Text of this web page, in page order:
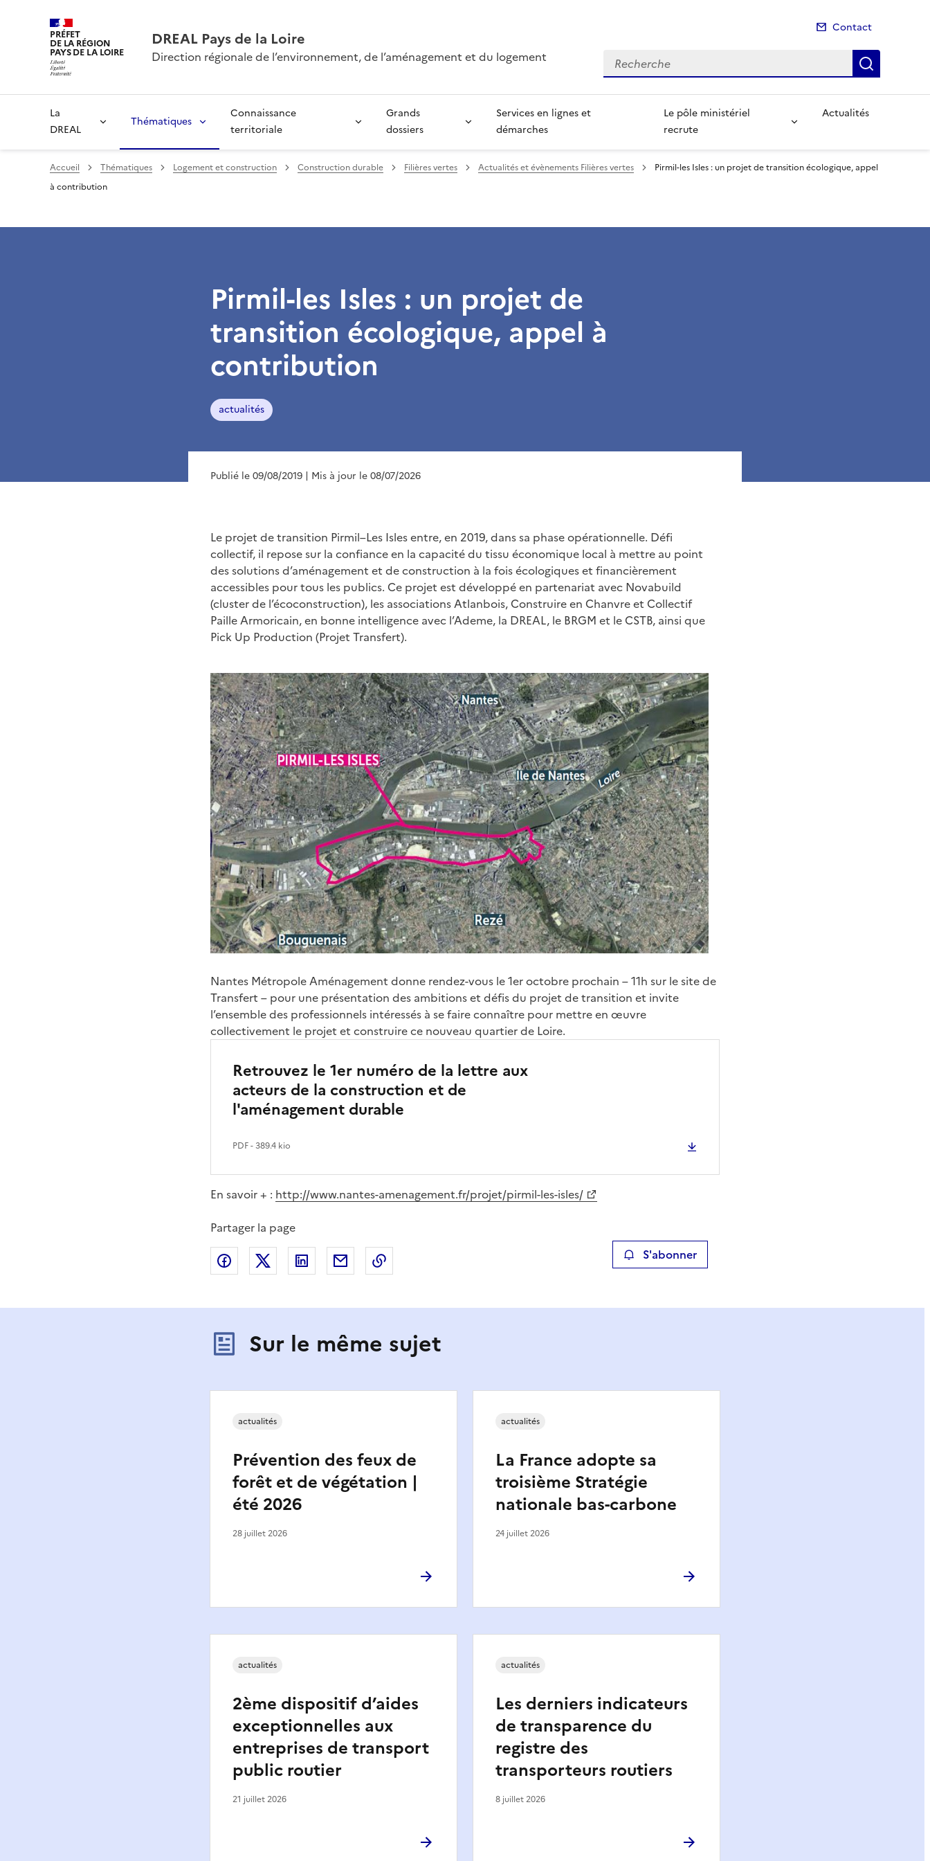
PRÉFET
DE LA RÉGION
PAYS DE LA LOIRE
DREAL Pays de la Loire
Direction régionale de l’environnement, de l’aménagement et du logement
Contact
Recherche
La
DREAL
Thématiques
Connaissance
territoriale
Grands
dossiers
Services en lignes et
démarches
Le pôle ministériel
recrute
Actualités
Accueil Thématiques Logement et construction Construction durable Filières vertes Actualités et évènements Filières vertes
Pirmil-les Isles : un projet de transition écologique, appel
à contribution
Pirmil-les Isles : un projet de
transition écologique, appel à
contribution
actualités
Publié le 09/08/2019 | Mis à jour le 08/07/2026
Le projet de transition Pirmil–Les Isles entre, en 2019, dans sa phase opérationnelle. Défi
collectif, il repose sur la confiance en la capacité du tissu économique local à mettre au point
des solutions d’aménagement et de construction à la fois écologiques et financièrement
accessibles pour tous les publics. Ce projet est développé en partenariat avec Novabuild
(cluster de l’écoconstruction), les associations Atlanbois, Construire en Chanvre et Collectif
Paille Armoricain, en bonne intelligence avec l’Ademe, la DREAL, le BRGM et le CSTB, ainsi que
Pick Up Production (Projet Transfert).
Nantes Métropole Aménagement donne rendez-vous le 1er octobre prochain – 11h sur le site de
Transfert – pour une présentation des ambitions et défis du projet de transition et invite
l’ensemble des professionnels intéressés à se faire connaître pour mettre en œuvre
collectivement le projet et construire ce nouveau quartier de Loire.
Retrouvez le 1er numéro de la lettre aux
acteurs de la construction et de
l'aménagement durable
PDF- 389.4 kio
En savoir + : http://www.nantes-amenagement.fr/projet/pirmil-les-isles/
Partager la page
Partager sur Facebook
Partager sur XPartager sur LinkedIn
Partager par emailCopier le lien de la page dans le presse-papier S'abonner
Sur le même sujet
Prévention des feux de
forêt et de végétation |
été 2026
actualités
28 juillet 2026
La France adopte sa
troisième Stratégie
nationale bas-carbone
actualités
24 juillet 2026
2ème dispositif d’aides
exceptionnelles aux
entreprises de transport
public routier
actualités
21 juillet 2026
Les derniers indicateurs
de transparence du
registre des
transporteurs routiers
actualités
8 juillet 2026